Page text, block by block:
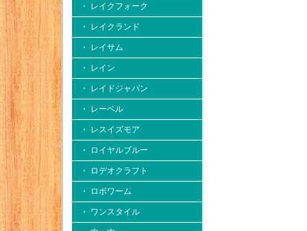
・ レイクフォーク
・ レイクランド
・ レイサム
・ レイン
・ レイドジャパン
・ レーベル
・ レスイズモア
・ ロイヤルブルー
・ ロデオクラフト
・ ロボワーム
・ ワンスタイル